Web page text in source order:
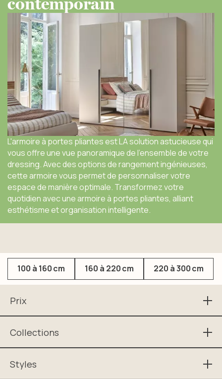
L'armoire à portes pliantes est LA solution astucieuse qui
vous offre une vue panoramique de l'ensemble de votre
dressing. Avec des options de rangement ingénieuses,
cette armoire vous permet de personnaliser votre
espace de manière optimale. Transformez votre
quotidien avec une armoire à portes pliantes, alliant
esthétisme et organisation intelligente.
Prix
Collections
TOSCANE
Styles
100 à 160 cm 160 à 220 cm 220 à 300 cm